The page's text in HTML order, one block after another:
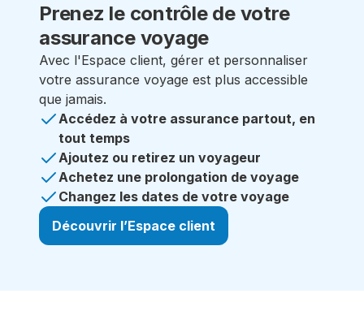
Prenez le contrôlede votre
assurance voyage
Avec l'Espace client, gérer et personnaliser
votre assurance voyage est plus accessible
que jamais.
Accédez à votre assurance partout, en
tout temps
Ajoutez ou retirez un voyageur
Achetez une prolongation de voyage
Changez les dates de votre voyage
Découvrir l’Espace client